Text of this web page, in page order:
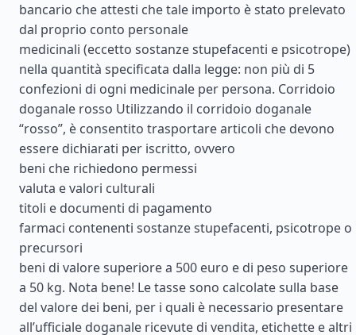
bancario che attesti che tale importo è stato prelevato
dal proprio conto personale
medicinali (eccetto sostanze stupefacenti e psicotrope)
nella quantità specificata dalla legge: non più di 5
confezioni di ogni medicinale per persona. Corridoio
doganale rosso Utilizzando il corridoio doganale
“rosso”, è consentito trasportare articoli che devono
essere dichiarati per iscritto, ovvero
beni che richiedono permessi
valuta e valori culturali
titoli e documenti di pagamento
farmaci contenenti sostanze stupefacenti, psicotrope o
precursori
beni di valore superiore a 500 euro e di peso superiore
a 50 kg. Nota bene! Le tasse sono calcolate sulla base
del valore dei beni, per i quali è necessario presentare
all’ufficiale doganale ricevute di vendita, etichette e altri